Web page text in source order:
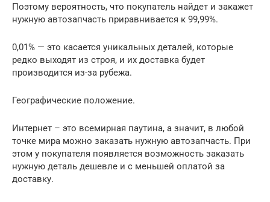
Поэтому вероятность, что покупатель найдет и закажет
нужную автозапчасть приравнивается к 99,99%.
0,01% — это касается уникальных деталей, которые
редко выходят из строя, и их доставка будет
производится из-за рубежа.
Географические положение.
Интернет – это всемирная паутина, а значит, в любой
точке мира можно заказать нужную автозапчасть. При
этом у покупателя появляется возможность заказать
нужную деталь дешевле и с меньшей оплатой за
доставку.